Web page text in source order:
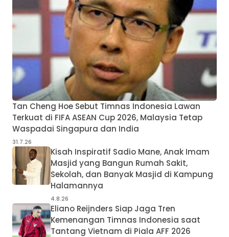
Tan Cheng Hoe Sebut Timnas Indonesia Lawan
Terkuat di FIFA ASEAN Cup 2026, Malaysia Tetap
Waspadai Singapura dan India
31.7.26
Kisah Inspiratif Sadio Mane, Anak Imam
Masjid yang Bangun Rumah Sakit,
Sekolah, dan Banyak Masjid di Kampung
Halamannya
4.8.26
Eliano Reijnders Siap Jaga Tren
Kemenangan Timnas Indonesia saat
Tantang Vietnam di Piala AFF 2026